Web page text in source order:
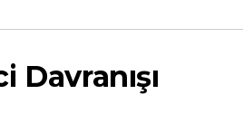
Davranışı